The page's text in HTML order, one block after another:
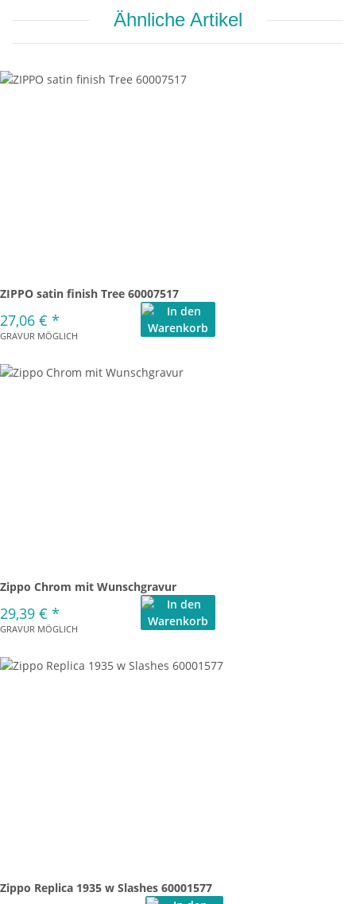
Ähnliche Artikel
ZIPPO satin finish Tree 60007517
27,06 € *
GRAVUR MÖGLICH
Zippo Chrom mit Wunschgravur
29,39 € *
GRAVUR MÖGLICH
Zippo Replica 1935 w Slashes 60001577